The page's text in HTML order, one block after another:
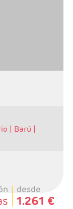
| Barú |
desde
1.261 €